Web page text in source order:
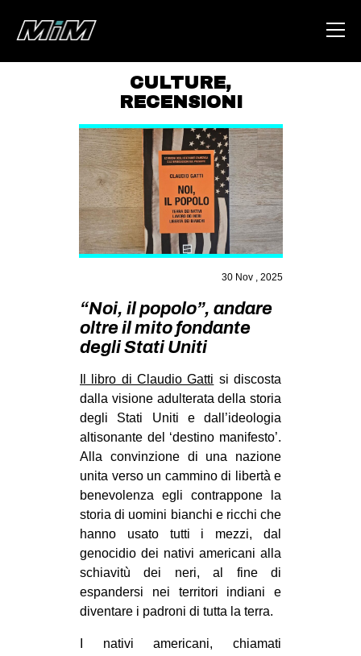
HOME
ABOUT
AREA
DEGENERAZIONE
GAZA FREESTYLE
CSOA LAMBRETTA
STUDENTI TSUNAMI
ZAM
MOBILITAZIONI
SPAZI
SPORT POPOLARE
AMBIENTE
ANTIFASCISMO
DIRITTO ALL’ABITARE
GENERI
PRECARIATO
CULTURE,
RECENSIONI
30 Nov , 2025
“Noi, il popolo”, andare
oltre il mito fondante
degli Stati Uniti
Il libro di Claudio Gatti si discosta
dalla visione adulterata della storia
degli Stati Uniti e dall’ideologia
altisonante del ‘destino manifesto’.
Alla convinzione di una nazione
unita verso un cammino di libertà e
benevolenza egli contrappone la
storia di uomini bianchi e ricchi che
hanno usato tutti i mezzi, dal
genocidio dei nativi americani alla
schiavitù dei neri, al fine di
espandersi nei territori indiani e
diventare i padroni di tutta la terra.
I nativi americani, chiamati